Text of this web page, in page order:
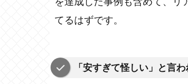
てるはずです。
「安すぎて怪しい」と言